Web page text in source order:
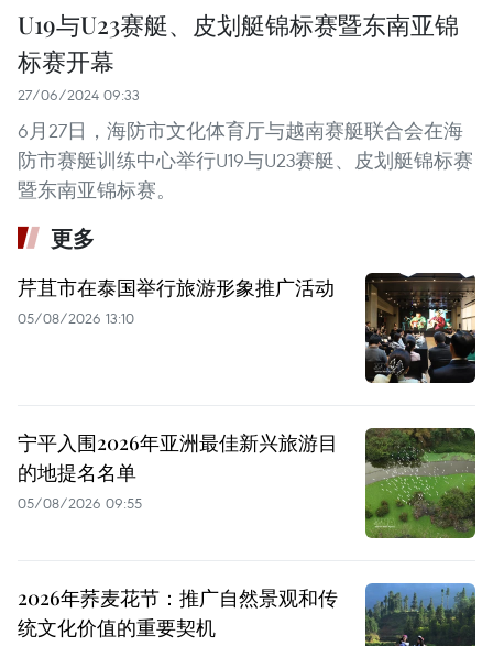
U19与U23赛艇、皮划艇锦标赛暨东南亚锦
标赛开幕
27/06/2024 09:33
6月27日，海防市文化体育厅与越南赛艇联合会在海
防市赛艇训练中心举行U19与U23赛艇、皮划艇锦标赛
暨东南亚锦标赛。
更多
芹苴市在泰国举行旅游形象推广活动
05/08/2026 13:10
宁平入围2026年亚洲最佳新兴旅游目
的地提名名单
05/08/2026 09:55
2026年荞麦花节：推广自然景观和传
统文化价值的重要契机